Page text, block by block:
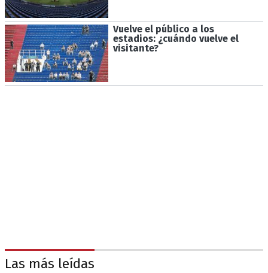
Vuelve el público a los
estadios: ¿cuándo vuelve el
visitante?
Las más leídas